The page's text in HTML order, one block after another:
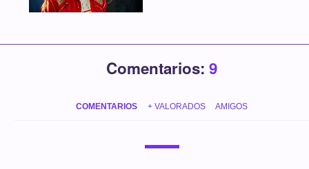
Comentarios: 9
COMENTARIOS + VALORADOS AMIGOS